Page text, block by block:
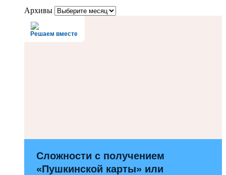
Архивы
Решаем вместе
Сложности с получением
«Пушкинской карты» или